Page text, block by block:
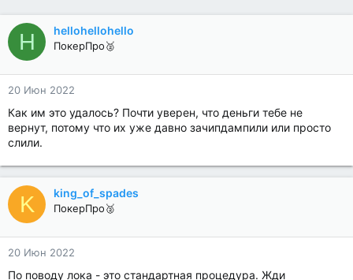
H hellohellohello
ПокерПро🥈
20 Июн 2022
Как им это удалось? Почти уверен, что деньги тебе не
вернут, потому что их уже давно зачипдампили или просто
слили.
K king_of_spades
ПокерПро🥈
20 Июн 2022
По поводу лока - это стандартная процедура. Жди